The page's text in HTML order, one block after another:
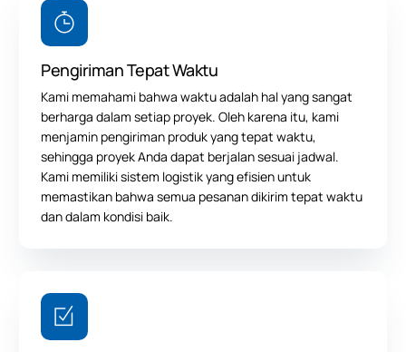
Pengiriman Tepat Waktu
Kami memahami bahwa waktu adalah hal yang sangat
berharga dalam setiap proyek. Oleh karena itu, kami
menjamin pengiriman produk yang tepat waktu,
sehingga proyek Anda dapat berjalan sesuai jadwal.
Kami memiliki sistem logistik yang efisien untuk
memastikan bahwa semua pesanan dikirim tepat waktu
dan dalam kondisi baik.